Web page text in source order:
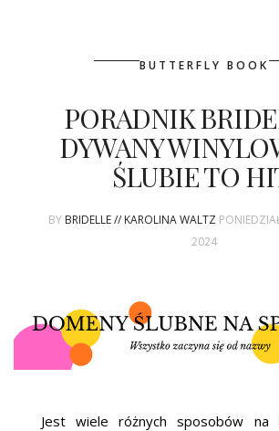
MAGAZYNY
BUTTERFLY BOOK
PORADNIK
DYWANY
ŚLUBIE TO
BY BRIDELLE // KAROLINA WALTZ
2024
Jest wiele różnych sposobów na